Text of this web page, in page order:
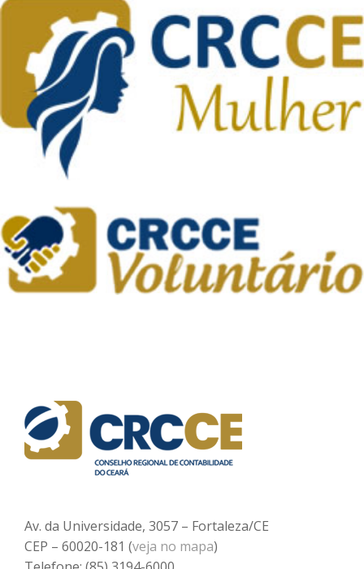
Av. da Universidade, 3057 – Fortaleza/CE
CEP – 60020-181 (veja no mapa)